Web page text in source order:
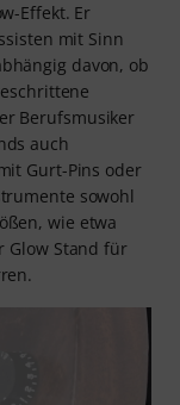
Effekt. Er
mit Sinn
davon, ob
Berufsmusiker
auch
Gurt-Pins oder
sowohl
wie etwa
Glow Stand für